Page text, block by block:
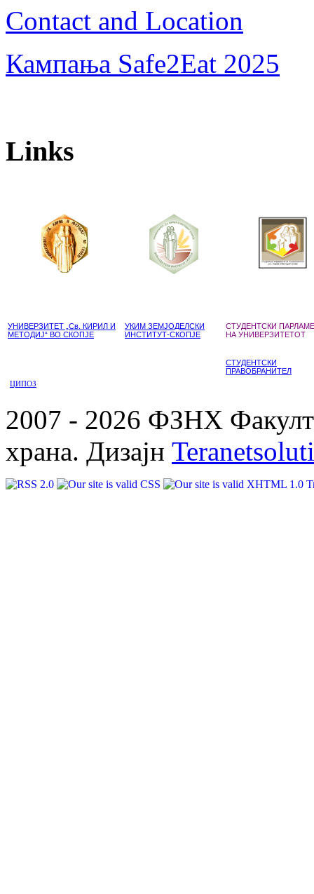
Contact and Location
Кампања Safe2Eat 2025
Links
УНИВЕРЗИТЕТ „Св. КИРИЛ И
МЕТОДИЈ“ ВО СКОПЈЕ
УКИМ ЗЕМЈОДЕЛСКИ
ИНСТИТУТ-СКОПЈЕ
СТУДЕНТСКИ
НА УНИВЕРЗИТЕТОТ
СТУДЕНТСКИ
ПРАВОБРАНИТЕЛ
ЦИПОЗ
2007 - 2026 ФЗНХ
храна. Дизајн